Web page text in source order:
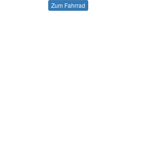
Zum Fahrrad